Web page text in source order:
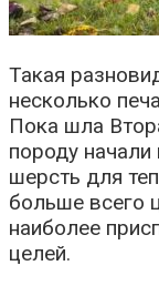
Такая
несколько
Пока шла
породу начали
шерсть для
больше всего
наиболее
целей.